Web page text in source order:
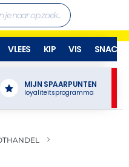
VLEES KIP VIS SNACKS
MIJN SPAARPUNTEN
loyaliteitsprogramma